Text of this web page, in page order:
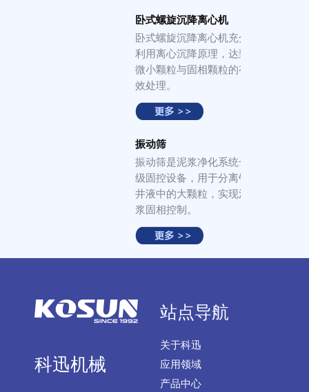
卧式螺旋沉降离心机
卧式螺旋沉降离心机充分
利用离心沉降原理，达到
微小颗粒与固相颗粒的有
效处理。
振动筛
振动筛是泥浆净化系统一
级固控设备，用于分离钻
井液中的大颗粒，实现泥
浆固相控制。
科迅机械
站点导航
关于科迅
应用领域
产品中心